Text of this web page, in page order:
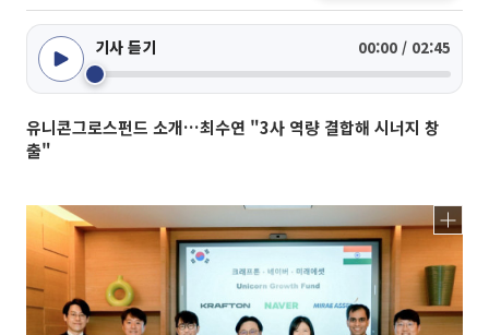
기사 듣기 00:00 / 02:45
유니콘그로스펀드 소개…최수연 "3사 역량 결합해 시너지 창
출"